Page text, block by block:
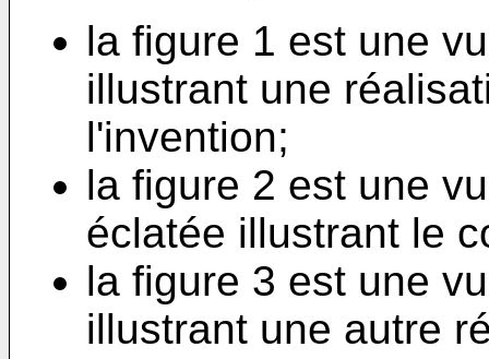
la figure 1 est une
illustrant une
l'invention;
la figure 2 est une
éclatée illustrant le
la figure 3 est une
illustrant une autre